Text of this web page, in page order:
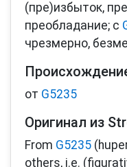
(пре)избыток,
преобладание; с
чрезмерно,
от G5235
Оригинал из
From G5235
others, i.e.